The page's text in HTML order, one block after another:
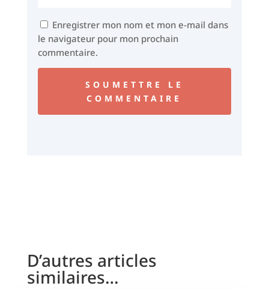
Enregistrer mon nom et mon e-mail dans
le navigateur pour mon prochain
commentaire.
SOUMETTRE LE
COMMENTAIRE
D’autres articles
similaires…